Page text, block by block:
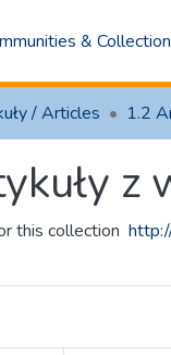
&
/ Articles
this collection